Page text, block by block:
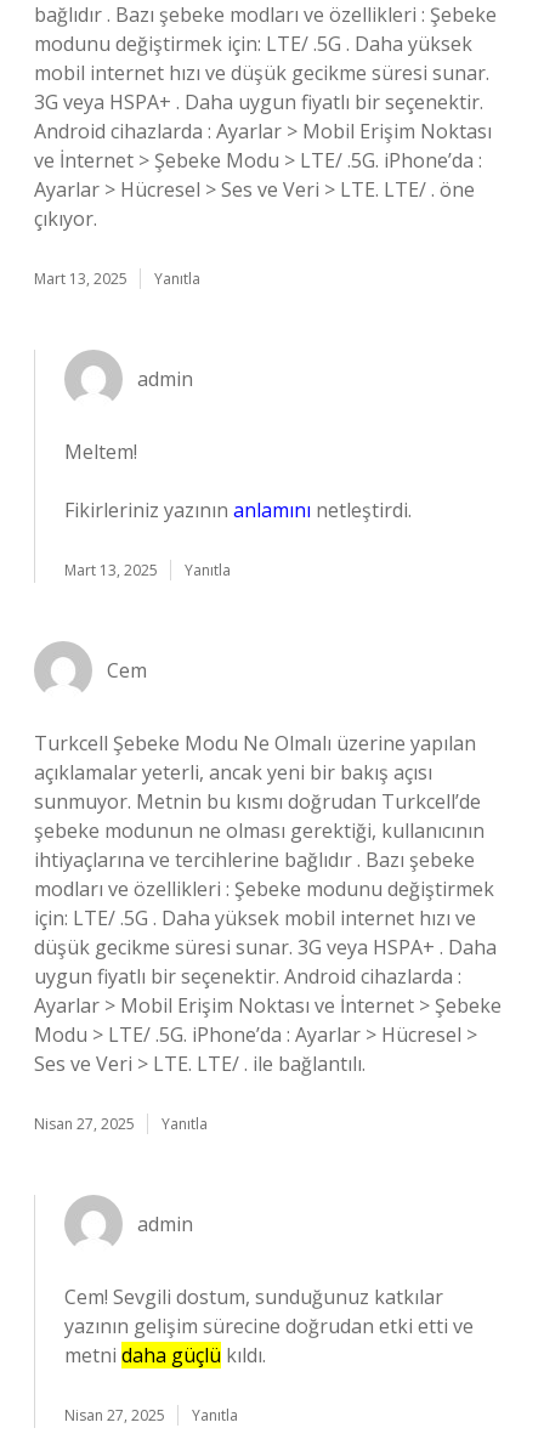
bağlıdır . Bazı şebeke modları ve özellikleri : Şebeke
modunu değiştirmek için: LTE/ .5G . Daha yüksek
mobil internet hızı ve düşük gecikme süresi sunar.
3G veya HSPA+ . Daha uygun fiyatlı bir seçenektir.
Android cihazlarda : Ayarlar > Mobil Erişim Noktası
ve İnternet > Şebeke Modu > LTE/ .5G. iPhone’da :
Ayarlar > Hücresel > Ses ve Veri > LTE. LTE/ . öne
çıkıyor.
Mart 13, 2025 Yanıtla
admin
Meltem!
Fikirleriniz yazının anlamını netleştirdi.
Mart 13, 2025 Yanıtla
Cem
Turkcell Şebeke Modu Ne Olmalı üzerine yapılan
açıklamalar yeterli, ancak yeni bir bakış açısı
sunmuyor. Metnin bu kısmı doğrudan Turkcell’de
şebeke modunun ne olması gerektiği, kullanıcının
ihtiyaçlarına ve tercihlerine bağlıdır . Bazı şebeke
modları ve özellikleri : Şebeke modunu değiştirmek
için: LTE/ .5G . Daha yüksek mobil internet hızı ve
düşük gecikme süresi sunar. 3G veya HSPA+ . Daha
uygun fiyatlı bir seçenektir. Android cihazlarda :
Ayarlar > Mobil Erişim Noktası ve İnternet > Şebeke
Modu > LTE/ .5G. iPhone’da : Ayarlar > Hücresel >
Ses ve Veri > LTE. LTE/ . ile bağlantılı.
Nisan 27, 2025 Yanıtla
admin
Cem! Sevgili dostum, sunduğunuz katkılar
yazının gelişim sürecine doğrudan etki etti ve
metni daha güçlü kıldı.
Nisan 27, 2025 Yanıtla